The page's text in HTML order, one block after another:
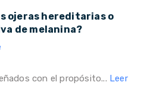
ojeras hereditarias o
de melanina?
con el propósito... Leer